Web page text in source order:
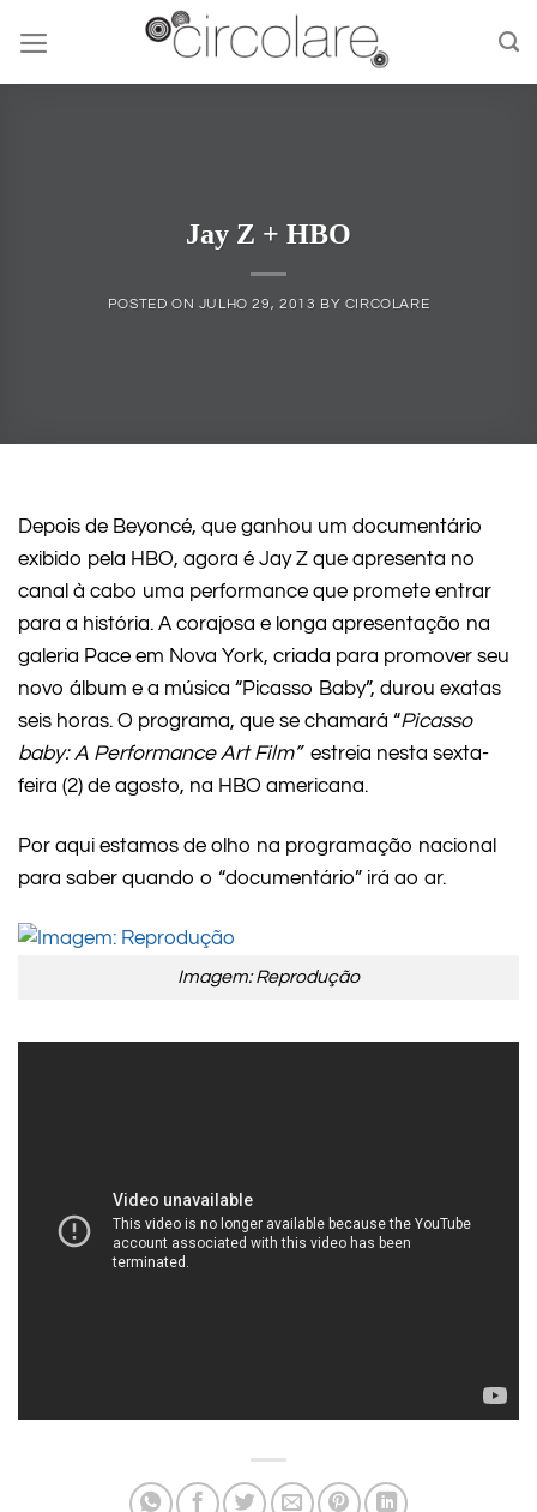
content
Jay Z + HBO
POSTED ON JULHO 29, 2013 BY CIRCOLARE
Depois de Beyoncé, que ganhou um documentário
exibido pela HBO, agora é Jay Z que apresenta no
canal à cabo uma performance que promete entrar
para a história. A corajosa e longa apresentação na
galeria Pace em Nova York, criada para promover seu
novo álbum e a música “Picasso Baby”, durou exatas
seis horas. O programa, que se chamará “Picasso
baby: A Performance Art Film”estreia nesta sexta-
feira (2) de agosto, na HBO americana.
Por aqui estamos de olho na programação nacional
para saber quando o “documentário” irá ao ar.
Imagem: Reprodução